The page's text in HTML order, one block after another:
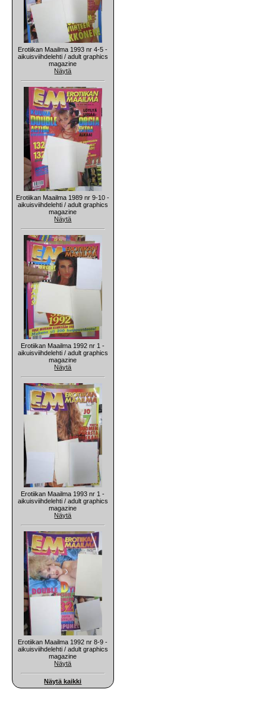
Erotiikan Maailma 1993 nr 4-5 -
aikuisviihdelehti / adult graphics
magazine
Näytä
Erotiikan Maailma 1989 nr 9-10 -
aikuisviihdelehti / adult graphics
magazine
Näytä
Erotiikan Maailma 1992 nr 1 -
aikuisviihdelehti / adult graphics
magazine
Näytä
Erotiikan Maailma 1993 nr 1 -
aikuisviihdelehti / adult graphics
magazine
Näytä
Erotiikan Maailma 1992 nr 8-9 -
aikuisviihdelehti / adult graphics
magazine
Näytä
Näytä kaikki